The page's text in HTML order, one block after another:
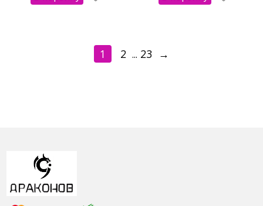
1 2 ... 23 →